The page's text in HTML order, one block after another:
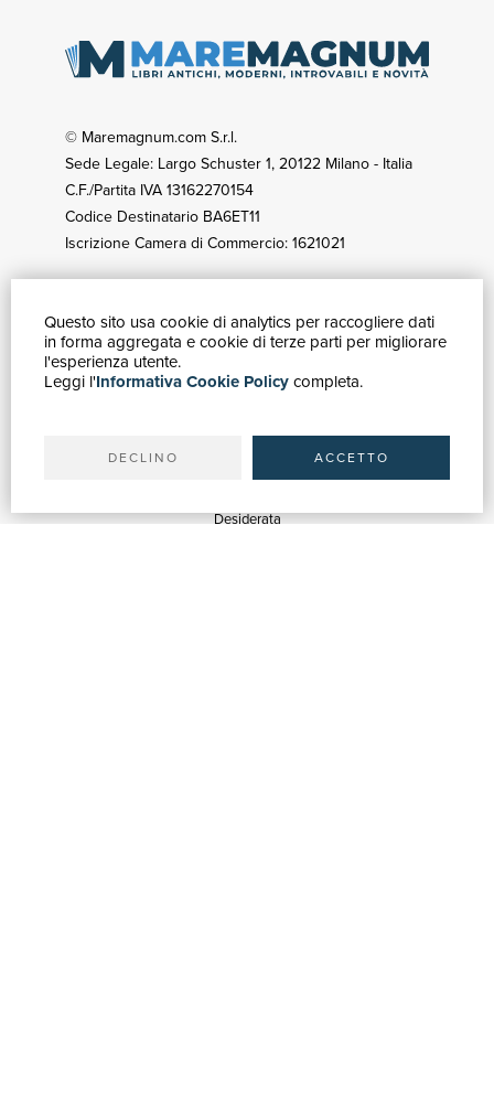
Questo sito usa cookie di analytics per raccogliere dati
in forma aggregata e cookie di terze parti per migliorare
l'esperienza utente.
Leggi l'Informativa Cookie Policycompleta.
DECLINO ACCETTO
© Maremagnum.com S.r.l.
Sede Legale: Largo Schuster 1, 20122 Milano - Italia
C.F./Partita IVA 13162270154
Codice Destinatario BA6ET11
Iscrizione Camera di Commercio: 1621021
GUIDA ACQUISTI
Ricerca avanzata
Spedizioni
Desiderata